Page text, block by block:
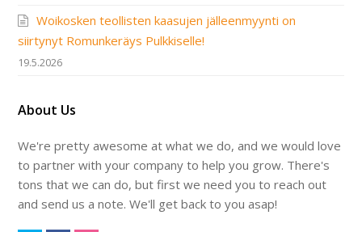
Woikosken teollisten kaasujen jälleenmyynti on
siirtynyt Romunkeräys Pulkkiselle!
19.5.2026
About Us
We're pretty awesome at what we do, and we would love
to partner with your company to help you grow. There's
tons that we can do, but first we need you to reach out
and send us a note. We'll get back to you asap!